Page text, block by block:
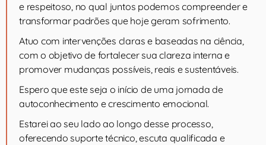
e respeitoso, no qual juntos podemos compreender e
transformar padrões que hoje geram sofrimento.
Atuo com intervenções claras e baseadas na ciência,
com o objetivo de fortalecer sua clareza interna e
promover mudanças possíveis, reais e sustentáveis.
Espero que este seja o início de uma jornada de
autoconhecimento e crescimento emocional.
Estarei ao seu lado ao longo desse processo,
oferecendo suporte técnico, escuta qualificada e